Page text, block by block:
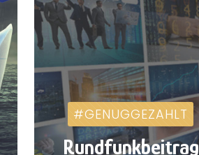
#GENUGGEZAHLT
Rundfunkbeitrag